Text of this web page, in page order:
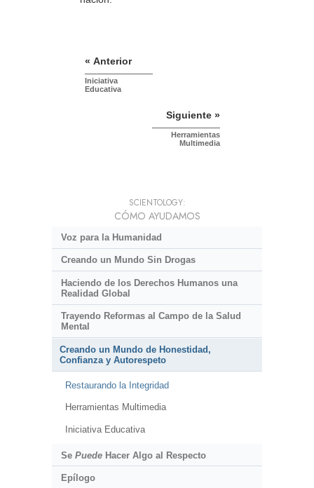
« Anterior
Iniciativa
Educativa
Siguiente »
Herramientas
Multimedia
SCIENTOLOGY:
CÓMO AYUDAMOS
Voz para la Humanidad
Creando un Mundo Sin Drogas
Haciendo de los Derechos Humanos una
Realidad Global
Trayendo Reformas al Campo de la Salud
Mental
Creando un Mundo de Honestidad,
Confianza y Autorespeto
Restaurando la Integridad
Herramientas Multimedia
Iniciativa Educativa
Se PuedeHacer Algo al Respecto
Epílogo